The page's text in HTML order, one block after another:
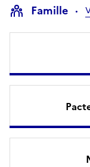
Famille